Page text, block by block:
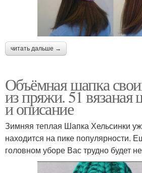
читать дальше →
Объёмная шапка
из пряжи. 51 вязаная
и описание
Зимняя теплая Шапка Хельсинки
находится на пике популярности.
головном уборе Вас трудно будет